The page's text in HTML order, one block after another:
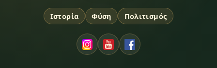
Ιστορία Φύση Πολιτισμός